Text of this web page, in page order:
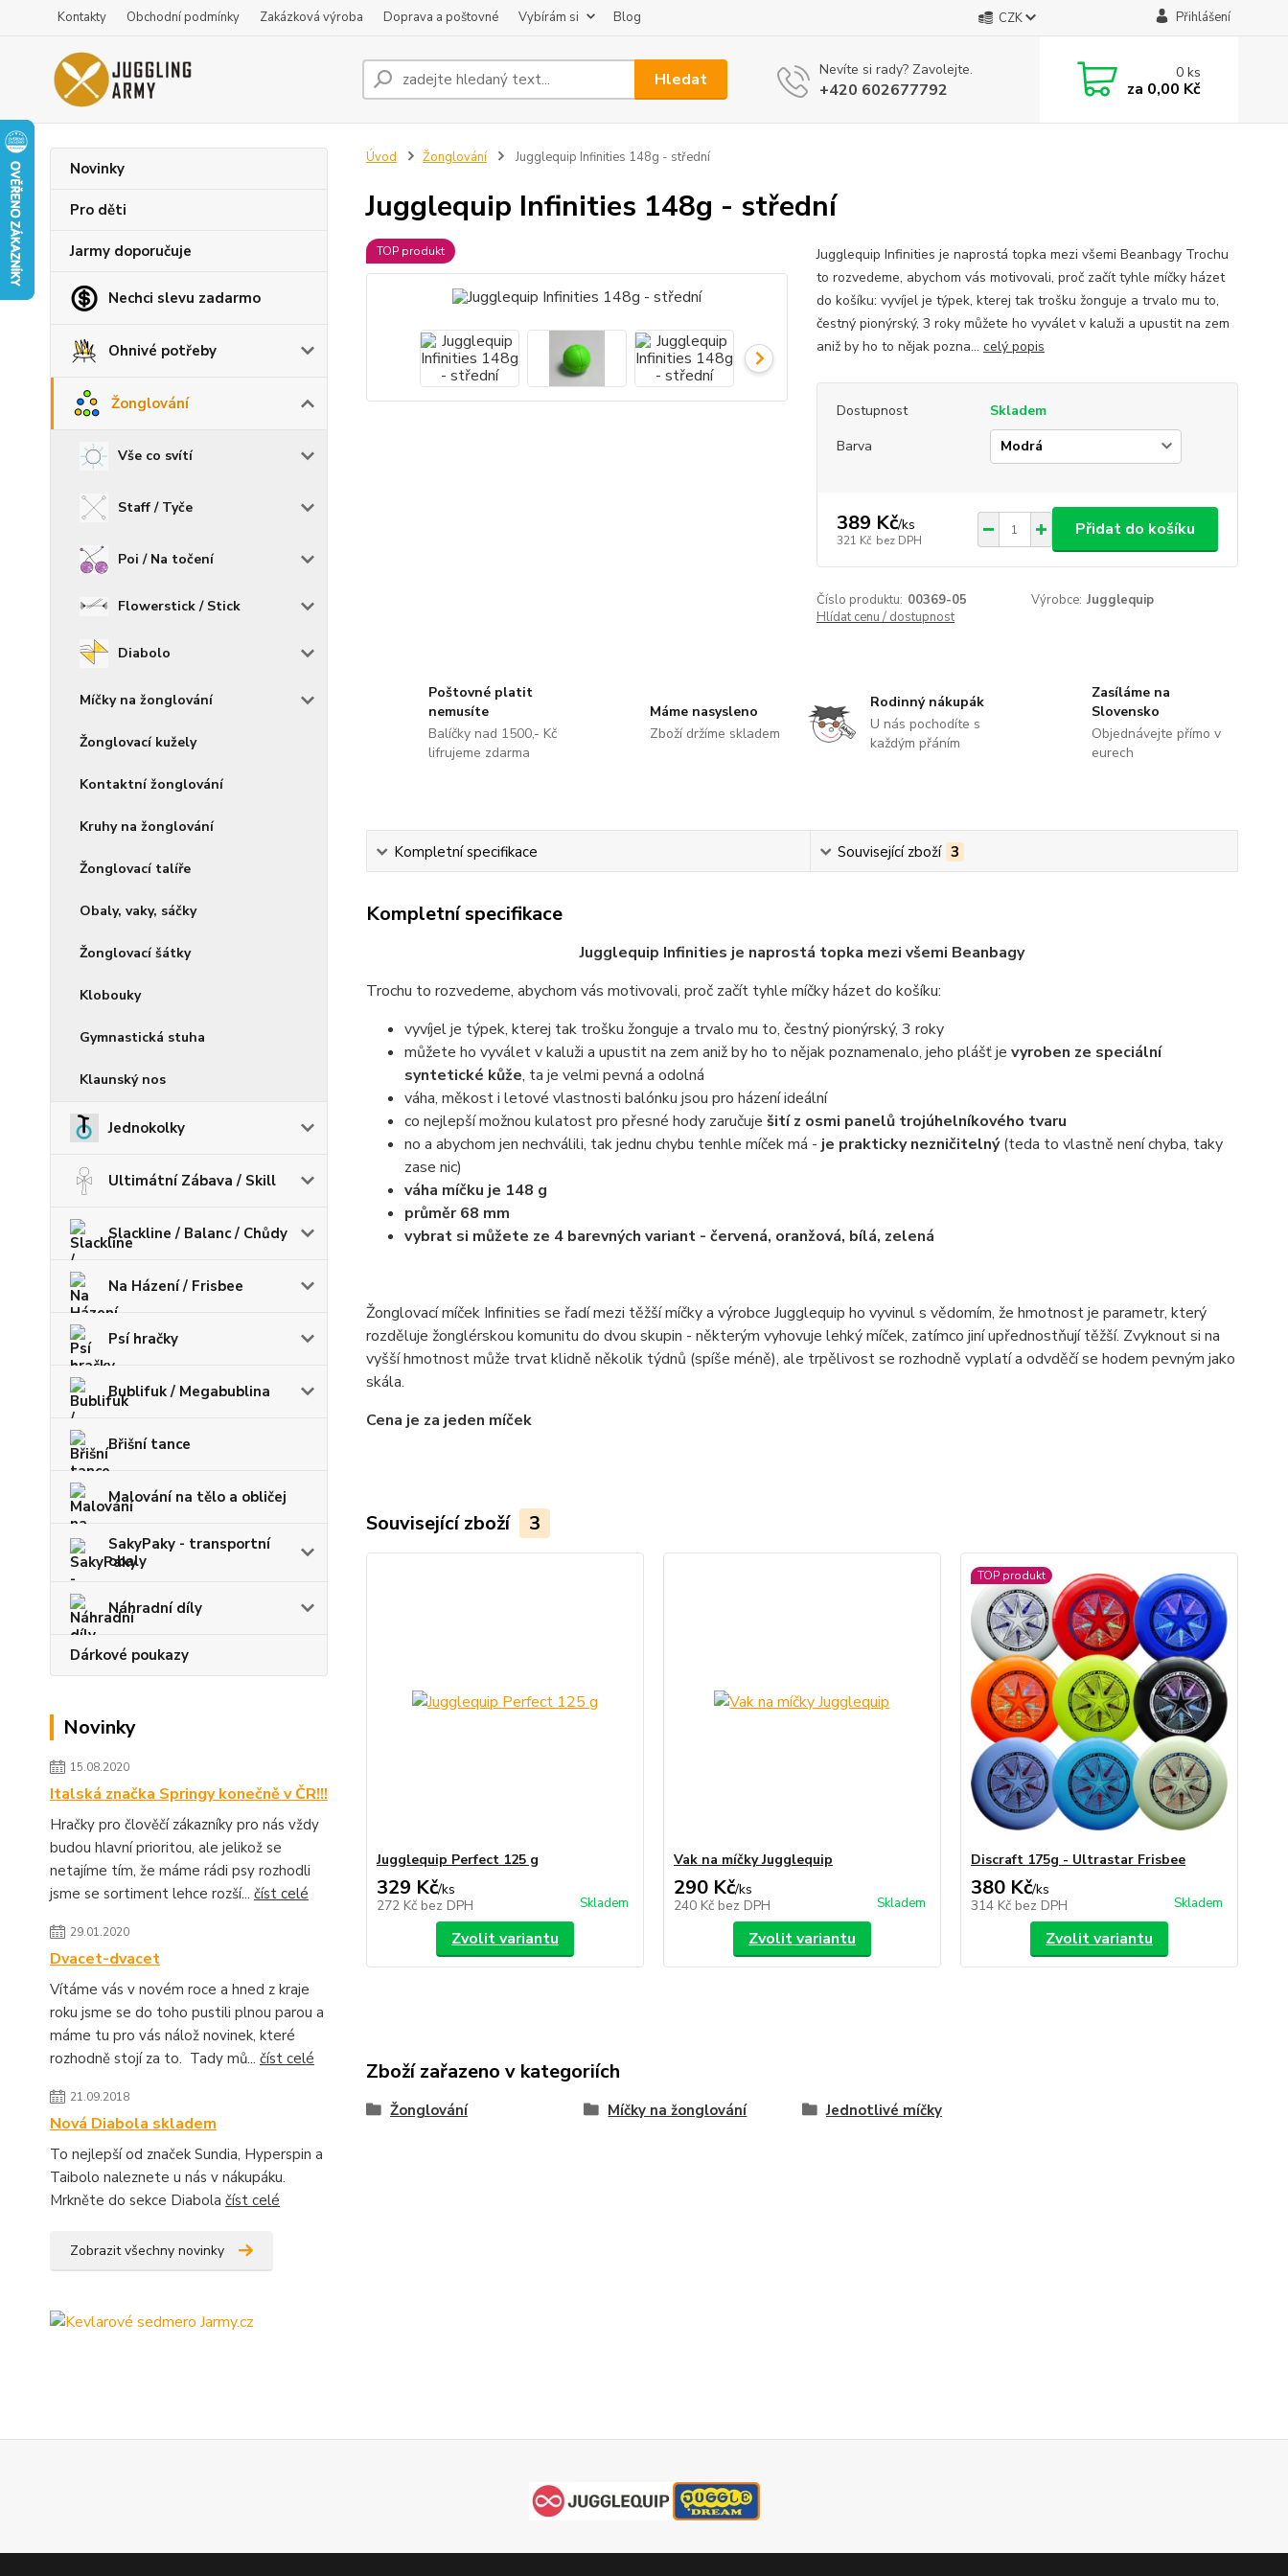
Kontakty Obchodní podmínky Zakázková výroba Doprava a poštovné Vybírám si Blog CZK Přihlášení
Hledat Nevíte si rady? Zavolejte.
+420 602677792
0ks
za 0,00 Kč
Novinky
Pro děti
Jarmy doporučuje
Nechci slevu zadarmo
Ohnivé potřeby
Žonglování
Vše co svítí
Staff / Tyče
Poi / Na točení
Flowerstick / Stick
Diabolo
Míčky na žonglování
Žonglovací kužely
Kontaktní žonglování
Kruhy na žonglování
Žonglovací talíře
Obaly, vaky, sáčky
Žonglovací šátky
Klobouky
Gymnastická stuha
Klaunský nos
Jednokolky
Ultimátní Zábava / Skill
Slackline / Balanc / Chůdy
Na Házení / Frisbee
Psí hračky
Bublifuk / Megabublina
Břišní tance
Malování na tělo a obličej
SakyPaky - transportní
obaly
Náhradní díly
Dárkové poukazy
Novinky
15.08.2020
Italská značka Springy konečně v ČR!!!
Hračky pro člověčí zákazníky pro nás vždy
budou hlavní prioritou, ale jelikož se
netajíme tím, že máme rádi psy rozhodli
jsme se sortiment lehce rozší... číst celé
29.01.2020
Dvacet-dvacet
Vítáme vás v novém roce a hned z kraje
roku jsme se do toho pustili plnou parou a
máme tu pro vás nálož novinek, které
rozhodně stojí za to. Tady mů... číst celé
21.09.2018
Nová Diabola skladem
To nejlepší od značek Sundia, Hyperspin a
Taibolo naleznete u nás v nákupáku.
Mrkněte do sekce Diabola číst celé
Zobrazit všechny novinky
Úvod Žonglování Jugglequip Infinities 148g - střední
Jugglequip Infinities 148g - střední
TOP produkt
Jugglequip Infinities je naprostá topka mezi všemi Beanbagy Trochu
to rozvedeme, abychom vás motivovali, proč začít tyhle míčky házet
do košíku: vyvíjel je týpek, kterej tak trošku žonguje a trvalo mu to,
čestný pionýrský, 3 roky můžete ho vyválet v kaluži a upustit na zem
aniž by ho to nějak pozna... celý popis
Dostupnost
Skladem
Barva
389 Kč/ks
321 Kč bez DPH
Přidat do košíku
Číslo produktu: 00369-05 Výrobce: Jugglequip
Hlídat cenu / dostupnost
Poštovné platit
nemusíte
Balíčky nad 1500,- Kč
lifrujeme zdarma
Máme nasysleno
Zboží držíme skladem
Rodinný nákupák
U nás pochodíte s
každým přáním
Zasíláme na
Slovensko
Objednávejte přímo v
eurech
Kompletní specifikace Související zboží 3
Kompletní specifikace
Jugglequip Infinities je naprostá topka mezi všemi Beanbagy
Trochu to rozvedeme, abychom vás motivovali, proč začít tyhle míčky házet do košíku:
vyvíjel je týpek, kterej tak trošku žonguje a trvalo mu to, čestný pionýrský, 3 roky
můžete ho vyválet v kaluži a upustit na zem aniž by ho to nějak poznamenalo, jeho plášť je vyroben ze speciální
syntetické kůže, ta je velmi pevná a odolná
váha, měkost i letové vlastnosti balónku jsou pro házení ideální
co nejlepší možnou kulatost pro přesné hody zaručuje šití z osmi panelů trojúhelníkového tvaru
no a abychom jen nechválili, tak jednu chybu tenhle míček má - je prakticky nezničitelný(teda to vlastně není chyba, taky
zase nic)
váha míčku je 148 g
průměr 68 mm
vybrat si můžete ze 4 barevných variant - červená, oranžová, bílá, zelená
Žonglovací míček Infinities se řadí mezi těžší míčky a výrobce Jugglequip ho vyvinul s vědomím, že hmotnost je parametr, který
rozděluje žonglérskou komunitu do dvou skupin - některým vyhovuje lehký míček, zatímco jiní upřednostňují těžší. Zvyknout si na
vyšší hmotnost může trvat klidně několik týdnů (spíše méně), ale trpělivost se rozhodně vyplatí a odvděčí se hodem pevným jako
skála.
Cena je za jeden míček
Související zboží 3
Jugglequip Perfect 125 g
329 Kč/ks
272 Kč bez DPH Skladem
Zvolit variantu
Vak na míčky Jugglequip
290 Kč/ks
240 Kč bez DPH Skladem
Zvolit variantu
TOP produkt
Discraft 175g - Ultrastar Frisbee
380 Kč/ks
314 Kč bez DPH Skladem
Zvolit variantu
Zboží zařazeno v kategoriích
Žonglování Míčky na žonglování Jednotlivé míčky